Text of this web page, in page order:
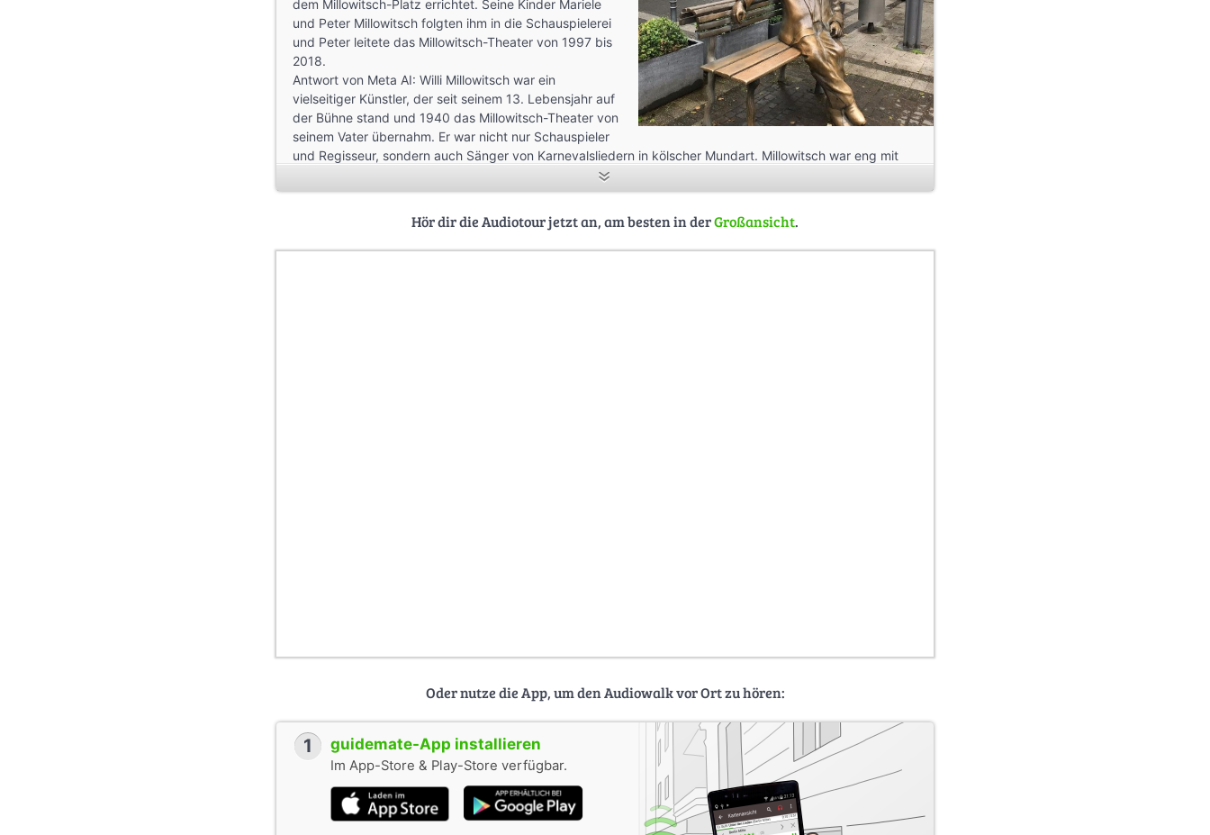
dem Millowitsch-Platz errichtet. Seine Kinder Mariele
und Peter Millowitsch folgten ihm in die Schauspielerei
und Peter leitete das Millowitsch-Theater von 1997 bis
2018.
Antwort von Meta AI: Willi Millowitsch war ein
vielseitiger Künstler, der seit seinem 13. Lebensjahr auf
der Bühne stand und 1940 das Millowitsch-Theater von
seinem Vater übernahm. Er war nicht nur Schauspieler
und Regisseur, sondern auch Sänger von Karnevalsliedern in kölscher Mundart. Millowitsch war eng mit
Köln verbunden und wurde durch seine zahlreichen Stücke und Lieder auch deutschlandweit bekannt.
Nach seinem Tod wurde ihm zu Ehren ein Denkmal hier auf dem Millowitsch-Platz errichtet. Seine Kinder
Hör dir die Audiotour jetzt an, am besten in derGroßansicht.
Oder nutze die App, um den Audiowalk vor Ort zu hören:
1 guidemate-App installieren
Im App-Store & Play-Store verfügbar.